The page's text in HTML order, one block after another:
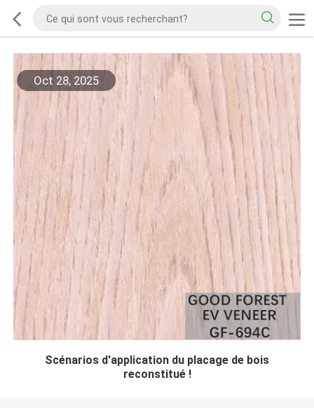
Oct 28, 2025
Scénarios d'application du placage de bois
reconstitué !